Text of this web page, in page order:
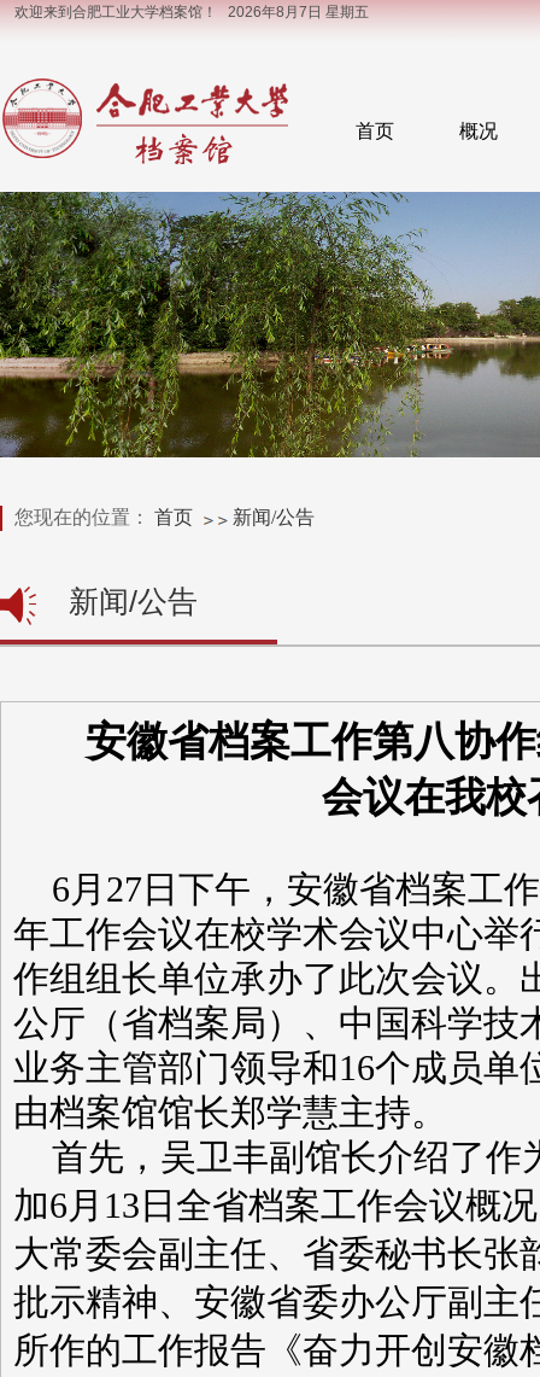
欢迎来到合肥工业大学档案馆！ 2026年8月7日 星期五
首页 概况
您现在的位置： 首页 新闻/公告
新闻/公告
安徽省档案工作第八协
会议在我校
6 月 27日下午， 安徽省档案工
年工作会议在校学术会议中心举
作组组长单位承办了此次会议。
公厅（省档案局）、 中国科学技
业务主管部门领导和16个成员单
由档案馆馆长郑学慧主持。
首先，吴卫丰副馆长介绍了作
加6 月 13日全省档案工作会议概
大常委会副主任、省委秘书长张
批示精神、安徽省委办公厅副主
所作的工作报告《奋力开创安徽